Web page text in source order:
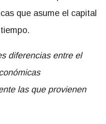
que asume el capital
diferencias entre el
las que provienen